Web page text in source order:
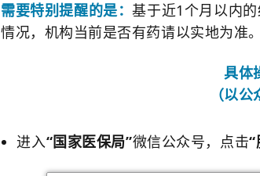
需要特别提醒的是：基于近1个月以内
情况，机构当前是否有药请以实地为准。
具体
（以公
进入“国家医保局”微信公众号，点击“